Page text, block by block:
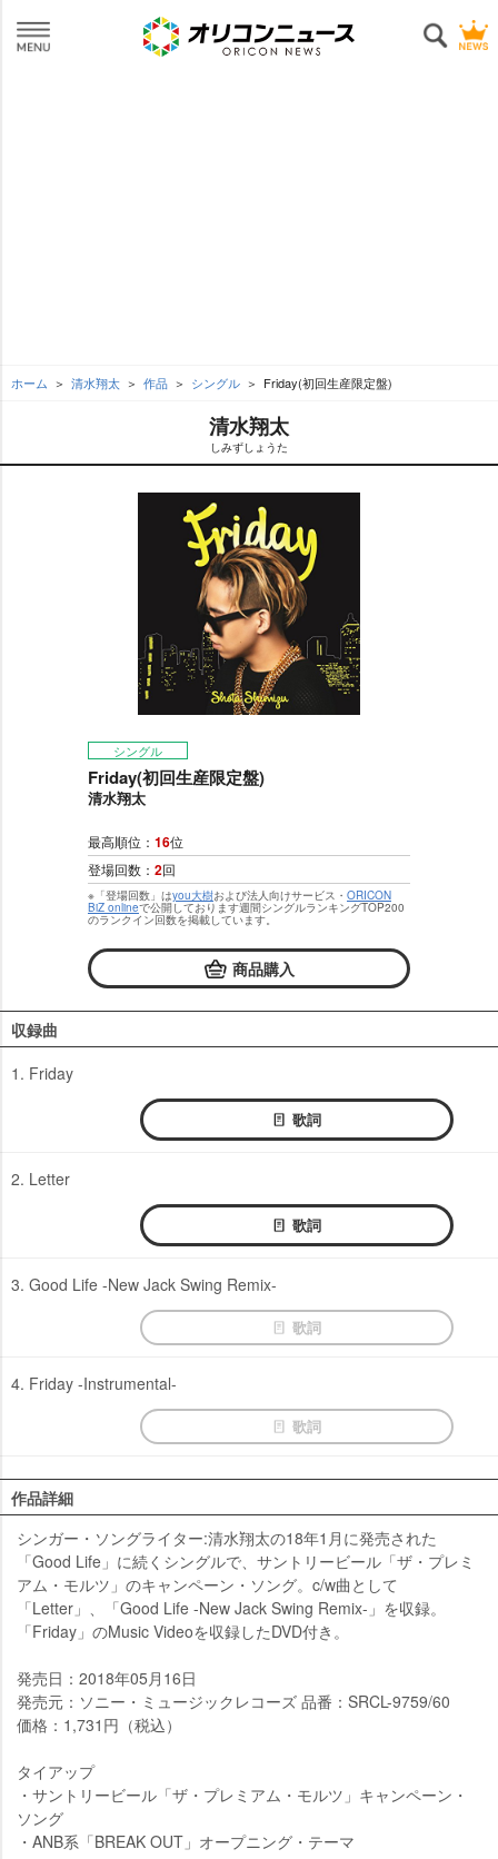
ホーム 清水翔太 作品 シングル Friday(初回生産限定盤)
清水翔太
しみずしょうた
シングル
Friday(初回生産限定盤)
清水翔太
最高順位： 16位
登場回数： 2回
※「登場回数」はyou大樹および法人向けサービス・ ORICON
BiZ onlineで公開しております週間シングルランキングTOP200
のランクイン回数を掲載しています。
商品購入
収録曲
1. Friday
歌詞
2. Letter
歌詞
3. Good Life -New Jack Swing Remix-
歌詞
4. Friday -Instrumental-
歌詞
作品詳細
シンガー・ソングライター:清水翔太の18年1月に発売された
「Good Life」に続くシングルで、サントリービール「ザ・プレミ
アム・モルツ」のキャンペーン・ソング。c/w曲として
「Letter」、「Good Life -New Jack Swing Remix-」を収録。
「Friday」のMusic Videoを収録したDVD付き。
発売日：2018年05月16日
発売元：ソニー・ミュージックレコーズ 品番：SRCL-9759/60
価格：1,731円（税込）
タイアップ
・サントリービール「ザ・プレミアム・モルツ」キャンペーン・
ソング
・ANB系「BREAK OUT」オープニング・テーマ